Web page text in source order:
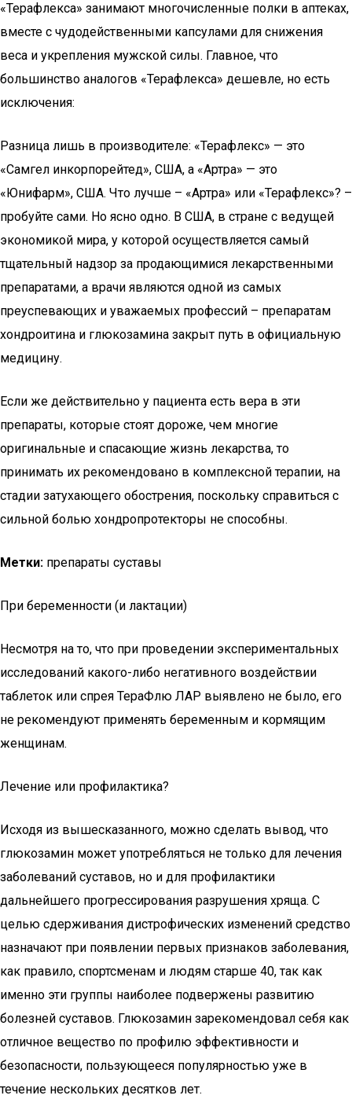
«Терафлекса» занимают многочисленные полки в аптеках,
вместе с чудодейственными капсулами для снижения
веса и укрепления мужской силы. Главное, что
большинство аналогов «Терафлекса» дешевле, но есть
исключения:
Разница лишь в производителе: «Терафлекс» — это
«Самгел инкорпорейтед», США, а «Артра» — это
«Юнифарм», США. Что лучше – «Артра» или «Терафлекс»? –
пробуйте сами. Но ясно одно. В США, в стране с ведущей
экономикой мира, у которой осуществляется самый
тщательный надзор за продающимися лекарственными
препаратами, а врачи являются одной из самых
преуспевающих и уважаемых профессий – препаратам
хондроитина и глюкозамина закрыт путь в официальную
медицину.
Если же действительно у пациента есть вера в эти
препараты, которые стоят дороже, чем многие
оригинальные и спасающие жизнь лекарства, то
принимать их рекомендовано в комплексной терапии, на
стадии затухающего обострения, поскольку справиться с
сильной болью хондропротекторы не способны.
Метки: препараты суставы
При беременности (и лактации)
Несмотря на то, что при проведении экспериментальных
исследований какого-либо негативного воздействии
таблеток или спрея ТераФлю ЛАР выявлено не было, его
не рекомендуют применять беременным и кормящим
женщинам.
Лечение или профилактика?
Исходя из вышесказанного, можно сделать вывод, что
глюкозамин может употребляться не только для лечения
заболеваний суставов, но и для профилактики
дальнейшего прогрессирования разрушения хряща. С
целью сдерживания дистрофических изменений средство
назначают при появлении первых признаков заболевания,
как правило, спортсменам и людям старше 40, так как
именно эти группы наиболее подвержены развитию
болезней суставов. Глюкозамин зарекомендовал себя как
отличное вещество по профилю эффективности и
безопасности, пользующееся популярностью уже в
течение нескольких десятков лет.